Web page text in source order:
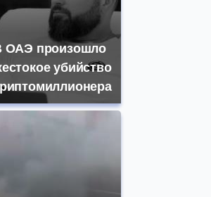
ОАЭ произошло
убийство